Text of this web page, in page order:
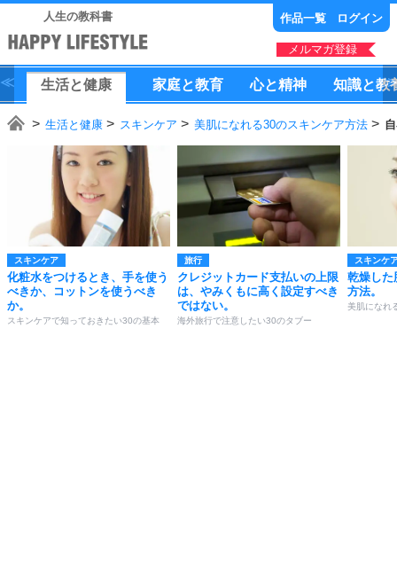
人生の教科書 作品一覧 ログイン
メルマガ登録
生活と健康 家庭と教育 心と精神 知識と教
生活と健康 スキンケア 美肌になれる30のスキンケア方法
スキンケア
化粧水をつけるとき、手を使う
べきか、コットンを使うべき
か。
スキンケアで知っておきたい30の基本
旅行
クレジットカード支払いの上限
は、やみくもに高く設定すべき
ではない。
海外旅行で注意したい30のタブー
スキンケ
乾燥した
方法。
美肌になれ